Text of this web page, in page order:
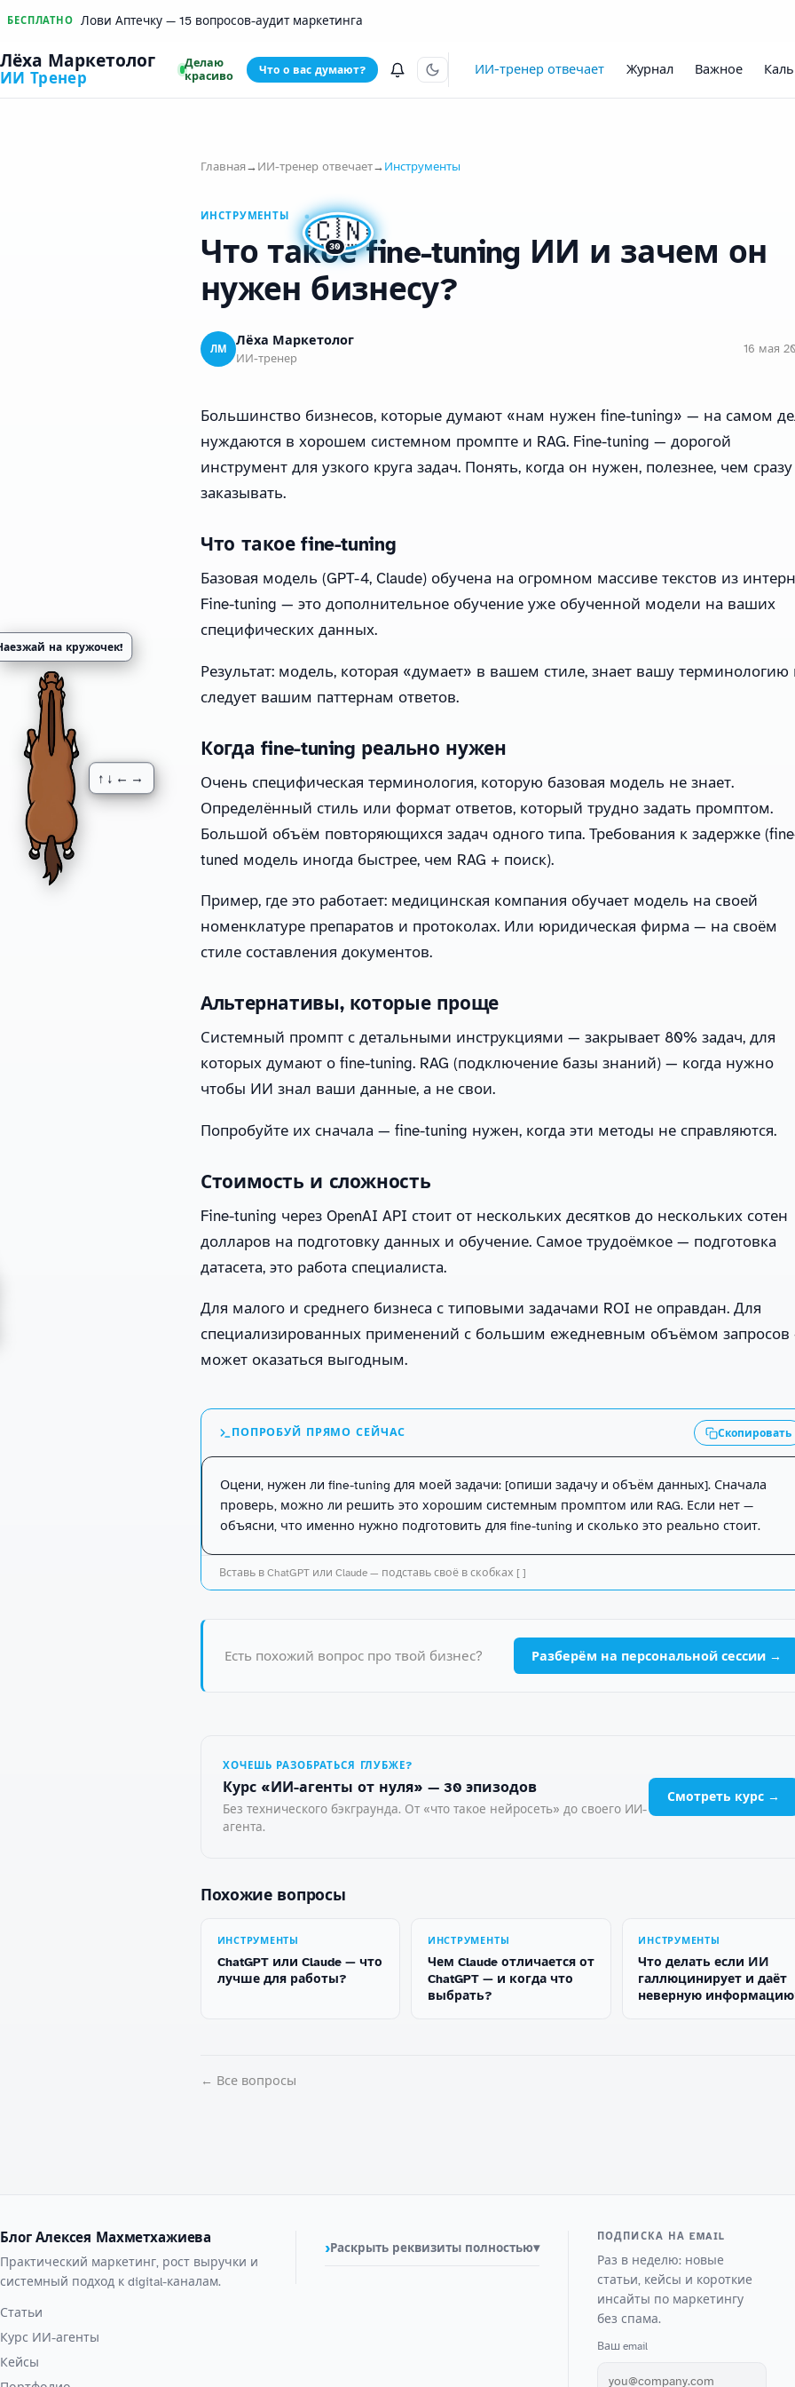
БЕСПЛАТНО Лови Аптечку — 15 вопросов-аудит маркетинга
Лёха Маркетолог
ИИ Тренер
Делаю
красиво
Что о вас думают? ИИ-тренер отвечает Журнал Важное
Главная→ИИ-тренер отвечает→Инструменты
ИНСТРУМЕНТЫ
Что такое fine-tuning ИИ и зачем он
нужен бизнесу?
ЛМ
Лёха Маркетолог
ИИ-тренер
16 мая
Большинство бизнесов, которые думают «нам нужен fine-tuning» — на самом
нуждаются в хорошем системном промпте и RAG. Fine-tuning — дорогой
инструмент для узкого круга задач. Понять, когда он нужен, полезнее, чем сразу
заказывать.
Что такое fine-tuning
Базовая модель (GPT-4, Claude) обучена на огромном массиве текстов из
Fine-tuning — это дополнительное обучение уже обученной модели на ваших
специфических данных.
Результат: модель, которая «думает» в вашем стиле, знает вашу терминологию
следует вашим паттернам ответов.
Когда fine-tuning реально нужен
Очень специфическая терминология, которую базовая модель не знает.
Определённый стиль или формат ответов, который трудно задать промптом.
Большой объём повторяющихся задач одного типа. Требования к задержке
tuned модель иногда быстрее, чем RAG + поиск).
Пример, где это работает: медицинская компания обучает модель на своей
номенклатуре препаратов и протоколах. Или юридическая фирма — на своём
стиле составления документов.
Альтернативы, которые проще
Системный промпт с детальными инструкциями — закрывает 80% задач, для
которых думают о fine-tuning. RAG (подключение базы знаний) — когда нужно
чтобы ИИ знал ваши данные, а не свои.
Попробуйте их сначала — fine-tuning нужен, когда эти методы не справляются.
Стоимость и сложность
Fine-tuning через OpenAI API стоит от нескольких десятков до нескольких сотен
долларов на подготовку данных и обучение. Самое трудоёмкое — подготовка
датасета, это работа специалиста.
Для малого и среднего бизнеса с типовыми задачами ROI не оправдан. Для
специализированных применений с большим ежедневным объёмом
может оказаться выгодным.
ПОПРОБУЙ ПРЯМО СЕЙЧАС Скопировать
Оцени, нужен ли fine-tuning для моей задачи: [опиши задачу и объём данных]. Сначала
проверь, можно ли решить это хорошим системным промптом или RAG. Если нет —
объясни, что именно нужно подготовить для fine-tuning и сколько это реально стоит.
Вставь в ChatGPT или Claude — подставь своё в скобках [ ]
Есть похожий вопрос про твой бизнес? Разберём на персональной сессии →
ХОЧЕШЬ РАЗОБРАТЬСЯ ГЛУБЖЕ?
Курс «ИИ-агенты от нуля» — 30 эпизодов
Без технического бэкграунда. От «что такое нейросеть» до своего ИИ-
агента.
Смотреть курс →
Похожие вопросы
ИНСТРУМЕНТЫ
ChatGPT или Claude — что
лучше для работы?
ИНСТРУМЕНТЫ
Чем Claude отличается от
ChatGPT — и когда что
выбрать?
ИНСТРУМЕНТЫ
Что делать если ИИ
галлюцинирует и даёт
неверную
← Все вопросы
Блог Алексея Махметхажиева
Практический маркетинг, рост выручки и
системный подход к digital-каналам.
Статьи
Курс ИИ-агенты
Кейсы
Раскрыть реквизиты полностью▾
ПОДПИСКА НА EMAIL
Раз в неделю: новые
статьи, кейсы и короткие
инсайты по маркетингу
без спама.
Ваш email
на кружочек!
↑↓←→
🇨🇳
30